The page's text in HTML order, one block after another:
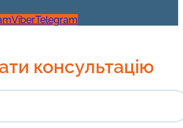
ViberTelegram
консультацію